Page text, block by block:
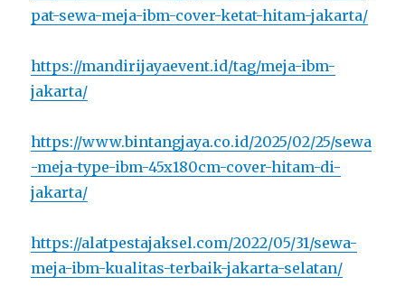
pat-sewa-meja-ibm-cover-ketat-hitam-jakarta/
https://mandirijayaevent.id/tag/meja-ibm-
jakarta/
https://www.bintangjaya.co.id/2025/02/25/sewa
-meja-type-ibm-45x180cm-cover-hitam-di-
jakarta/
https://alatpestajaksel.com/2022/05/31/sewa-
meja-ibm-kualitas-terbaik-jakarta-selatan/